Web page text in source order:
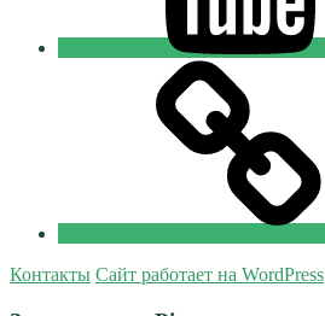
Православные
Добровольцы
Контакты Сайт работает на WordPress